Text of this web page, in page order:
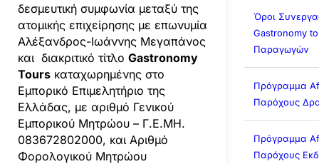
δεσμευτική συμφωνία μεταξύ της
ατομικής επιχείρησης με επωνυμία
Αλέξανδρος-Ιωάννης Μεγαπάνος
και διακριτικό τίτλο Gastronomy
Toursκαταχωρημένης στο
Εμπορικό Επιμελητήριο της
Ελλάδας, με αριθμό Γενικού
Εμπορικού Μητρώου – Γ.Ε.ΜΗ.
083672802000, και Αριθμό
Φορολογικού Μητρώου
Όροι
Gastronomy
Παραγωγών
Πρόγραμμα
Παρόχους
Πρόγραμμα
Παρόχους